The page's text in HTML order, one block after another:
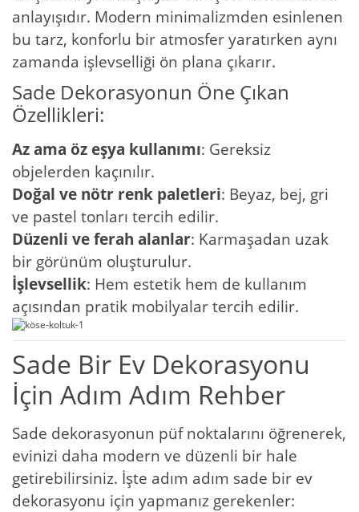
anlayışıdır. Modern minimalizmden esinlenen
bu tarz, konforlu bir atmosfer yaratırken aynı
zamanda işlevselliği ön plana çıkarır.
Sade Dekorasyonun Öne Çıkan
Özellikleri:
Az ama öz eşya kullanımı: Gereksiz
objelerden kaçınılır.
Doğal ve nötr renk paletleri: Beyaz, bej, gri
ve pastel tonları tercih edilir.
Düzenli ve ferah alanlar: Karmaşadan uzak
bir görünüm oluşturulur.
İşlevsellik: Hem estetik hem de kullanım
açısından pratik mobilyalar tercih edilir.
Sade Bir Ev Dekorasyonu
İçin Adım Adım Rehber
Sade dekorasyonun püf noktalarını öğrenerek,
evinizi daha modern ve düzenli bir hale
getirebilirsiniz. İşte adım adım sade bir ev
dekorasyonu için yapmanız gerekenler: